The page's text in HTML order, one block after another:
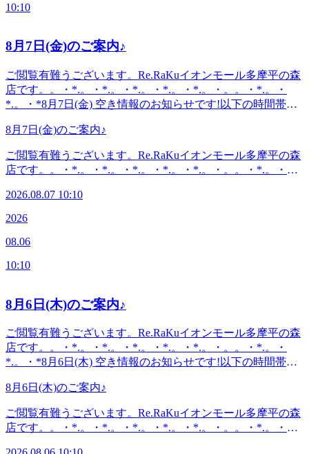
10:10
8月7日(金)のご案内♪
ご閲覧有難うございます。Re.RaKuイオンモール多摩平の森
店です。。・*.。・*.。・*.。・*.。・*.。・。。・*.。・
*.。・*8月7日(金) 空き情報のお知らせです!以下の時間帯に
っております。。・*.。・*.。・*.。・*.。・*.。・。。・
*.。・*.。・*・*.。・*.。・*.。・*.。・*.。・。 。。・
*.。・*.。・*『肩甲骨ケア&amp;骨盤ストレッチ』を取り入
れたリラク系ボディケア♪〈営業時間〉終日:10時00分～21時
(20時20分最終受付)〈住所〉日野市多摩平2-4-1 イオンモール
ス〉JR中央線豊田駅から徒歩5分八王子駅・日野駅・立川駅
スメ♪飛鳥ドライビングスクール・多摩平図書館から徒歩10
分圏内。〈電話番号〉042-843-1147※オンラインで△や×と
8月7日(金)のご案内♪
ご閲覧有難うございます。Re.RaKuイオンモール多摩平の森
店です。。・*.。・*.。・*.。・*.。・*.。・。。・*.。・
空きがございます。10:10-14:0017:15-18:30がご案内可能とな
っております。。・*.。・*.。・*.。・*.。・*.。・。。・
*.。・*.。・*『肩甲骨ケア&amp;骨盤ストレッチ』を取り入
(20時20分最終受付)〈住所〉日野市多摩平2-4-1 イオンモール
ス〉JR中央線豊田駅から徒歩5分八王子駅・日野駅・立川駅
からもアクセス◎高幡不動・南平からは車でのご利用がオス
スメ♪飛鳥ドライビングスクール・多摩平図書館から徒歩10
分圏内。〈電話番号〉042-843-1147※オンラインで△や×と
表示されていてもご案内出来る場合があります。お気軽にお
2026.08.07 10:10
2026
08.06
10:10
8月6日(木)のご案内♪
ご閲覧有難うございます。Re.RaKuイオンモール多摩平の森
店です。。・*.。・*.。・*.。・*.。・*.。・。。・*.。・
*.。・*8月6日(木) 空き情報のお知らせです!以下の時間帯に
っております。。・*.。・*.。・*.。・*.。・*.。・。。・
*.。・*.。・*・*.。・*.。・*.。・*.。・*.。・。 。。・
*.。・*.。・*『肩甲骨ケア&amp;骨盤ストレッチ』を取り入
れたリラク系ボディケア♪〈営業時間〉終日:10時00分～21時
(20時20分最終受付)〈住所〉日野市多摩平2-4-1 イオンモール
8月6日(木)のご案内♪
ご閲覧有難うございます。Re.RaKuイオンモール多摩平の森
店です。。・*.。・*.。・*.。・*.。・*.。・。。・*.。・